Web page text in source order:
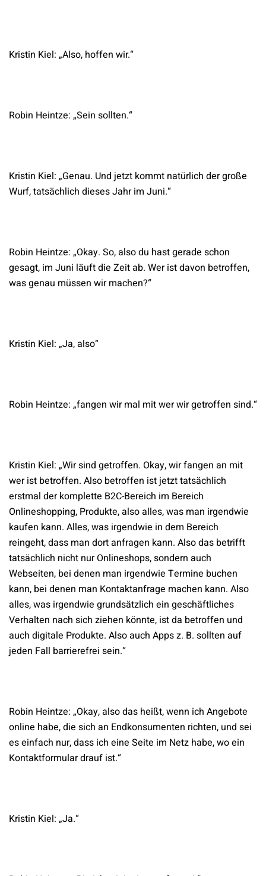
Kristin Kiel: „Also, hoffen wir.“
Robin Heintze: „Sein sollten.“
Kristin Kiel: „Genau. Und jetzt kommt natürlich der große
Wurf, tatsächlich dieses Jahr im Juni.“
Robin Heintze: „Okay. So, also du hast gerade schon
gesagt, im Juni läuft die Zeit ab. Wer ist davon betroffen,
was genau müssen wir machen?“
Kristin Kiel: „Ja, also“
Robin Heintze: „fangen wir mal mit wer wir getroffen sind.“
Kristin Kiel: „Wir sind getroffen. Okay, wir fangen an mit
wer ist betroffen. Also betroffen ist jetzt tatsächlich
erstmal der komplette B2C-Bereich im Bereich
Onlineshopping, Produkte, also alles, was man irgendwie
kaufen kann. Alles, was irgendwie in dem Bereich
reingeht, dass man dort anfragen kann. Also das betrifft
tatsächlich nicht nur Onlineshops, sondern auch
Webseiten, bei denen man irgendwie Termine buchen
kann, bei denen man Kontaktanfrage machen kann. Also
alles, was irgendwie grundsätzlich ein geschäftliches
Verhalten nach sich ziehen könnte, ist da betroffen und
auch digitale Produkte. Also auch Apps z. B. sollten auf
jeden Fall barrierefrei sein.“
Robin Heintze: „Okay, also das heißt, wenn ich Angebote
online habe, die sich an Endkonsumenten richten, und sei
es einfach nur, dass ich eine Seite im Netz habe, wo ein
Kontaktformular drauf ist.“
Kristin Kiel: „Ja.“